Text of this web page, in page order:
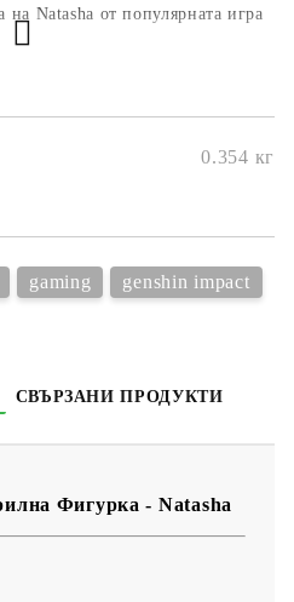
на Natasha от популярната игра
0.354 кг
gaming genshin impact
СВЪРЗАНИ ПРОДУКТИ
Фигурка - Natasha